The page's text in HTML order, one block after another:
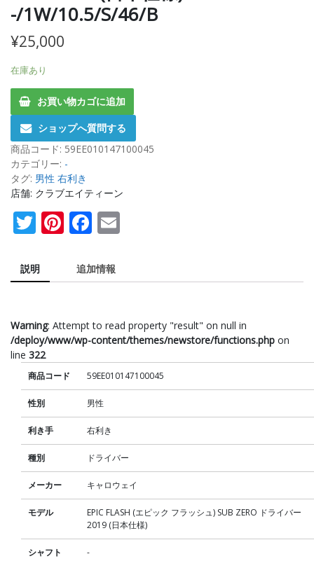
-/1W/10.5/S/46/B
¥25,000
在庫あり
お買い物カゴに追加
ショップへ質問する
商品コード: 59EE010147100045
カテゴリー: -
タグ: 男性 右利き
店舗: クラブエイティーン
Twitter
Pinterest
Facebook
説明 追加情報
Warning: Attempt to read property "result" on null in
/deploy/www/wp-content/themes/newstore/functions.php on
line 322
商品コード 59EE010147100045
性別 男性
利き手 右利き
種別 ドライバー
メーカー キャロウェイ
モデル
EPIC FLASH (エピック フラッシュ) SUB ZERO ドライバー
2019 (日本仕様)
シャフト -